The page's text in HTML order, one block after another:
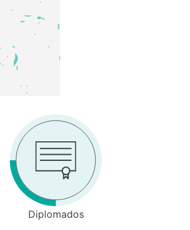
Diplomados